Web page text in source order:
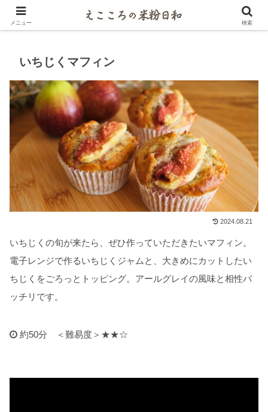
米粉マイスターがご紹介するパンとお菓子レシピ
いちじくマフィン
2024.08.21
いちじくの旬が来たら、ぜひ作っていただきたいマフィン。
電子レンジで作るいちじくジャムと、大きめにカットしたい
ちじくをごろっとトッピング。アールグレイの風味と相性バ
ッチリです。
約50分 ＜難易度＞★★☆
メニュー 検索